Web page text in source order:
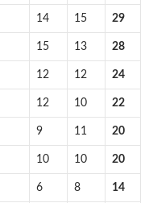
14 15 29
15 13 28
12 12 24
12 10 22
9 11 20
10 10 20
6 8 14